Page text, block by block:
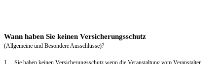
Wann haben Sie keinen Versicherungsschutz
(Allgemeine und Besondere Ausschlüsse)?
1. Sie haben keinen Versicherungsschutz wenn die Veranstaltung vom Veranstalter